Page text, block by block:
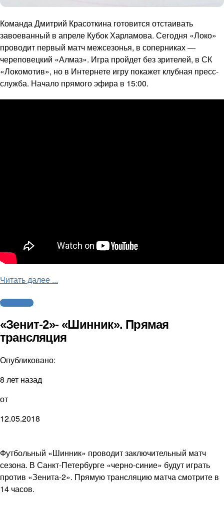
Команда Дмитрий Красоткина готовится отстаивать
завоеванный в апреле Кубок Харламова. Сегодня «Локо»
проводит первый матч межсезонья, в соперниках —
череповецкий «Алмаз». Игра пройдет без зрителей, в СК
«Локомотив», но в Интернете игру покажет клубная пресс-
служба. Начало прямого эфира в 15:00.
Читать далее ...
Трансляции
«Зенит-2»- «Шинник». Прямая
трансляция
Опубликовано:
8 лет назад
от
12.05.2018
Футбольный «Шинник» проводит заключительный матч
сезона. В Санкт-Петербурге «черно-синие» будут играть
против «Зенита-2». Прямую трансляцию матча смотрите в
14 часов.